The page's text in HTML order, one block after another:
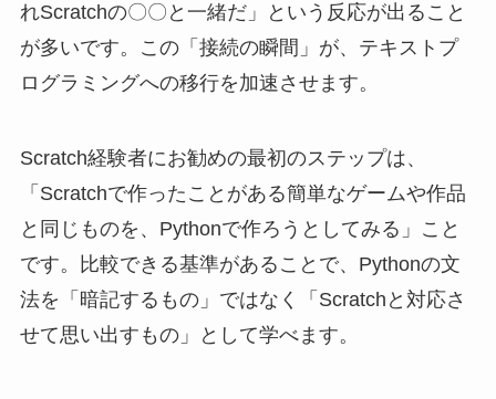
れScratchの〇〇と一緒だ」という反応が出ること
が多いです。この「接続の瞬間」が、テキストプ
ログラミングへの移行を加速させます。
Scratch経験者にお勧めの最初のステップは、
「Scratchで作ったことがある簡単なゲームや作品
と同じものを、Pythonで作ろうとしてみる」こと
です。比較できる基準があることで、Pythonの文
法を「暗記するもの」ではなく「Scratchと対応さ
せて思い出すもの」として学べます。